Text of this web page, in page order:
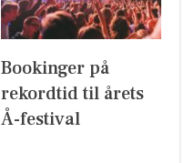
Bookinger på
rekordtid til årets
Å-festival